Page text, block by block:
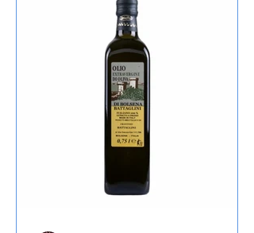
Eight und Der neunte Tod, das ich von
diesem Autor gelesen habe , den Inhalt
lasse ich wie üblich weg, ist in der
Rezension von Lovely Books enthalten,
mein Fazit: Ein echter Herbie, die